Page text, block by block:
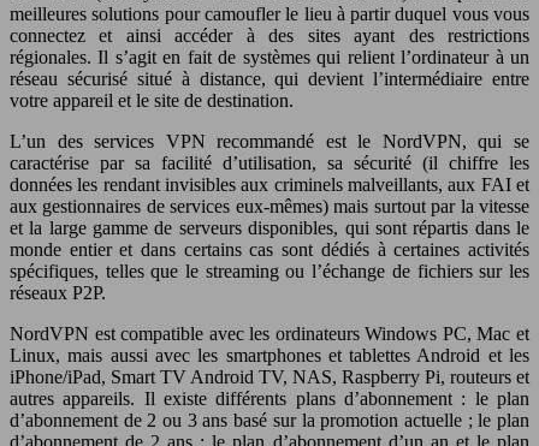
meilleures solutions pour camoufler le lieu à partir duquel vous vous
connectez et ainsi accéder à des sites ayant des restrictions
régionales. Il s’agit en fait de systèmes qui relient l’ordinateur à un
réseau sécurisé situé à distance, qui devient l’intermédiaire entre
votre appareil et le site de destination.
L’un des services VPN recommandé est le NordVPN, qui se
caractérise par sa facilité d’utilisation, sa sécurité (il chiffre les
données les rendant invisibles aux criminels malveillants, aux FAI et
aux gestionnaires de services eux-mêmes) mais surtout par la vitesse
et la large gamme de serveurs disponibles, qui sont répartis dans le
monde entier et dans certains cas sont dédiés à certaines activités
spécifiques, telles que le streaming ou l’échange de fichiers sur les
réseaux P2P.
NordVPN est compatible avec les ordinateurs Windows PC, Mac et
Linux, mais aussi avec les smartphones et tablettes Android et les
iPhone/iPad, Smart TV Android TV, NAS, Raspberry Pi, routeurs et
autres appareils. Il existe différents plans d’abonnement : le plan
d’abonnement de 2 ou 3 ans basé sur la promotion actuelle ; le plan
d’abonnement de 2 ans ; le plan d’abonnement d’un an et le plan